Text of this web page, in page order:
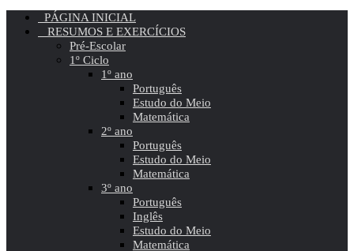
PÁGINA INICIAL
RESUMOS E EXERCÍCIOS
Pré-Escolar
1º Ciclo
1º ano
Português
Estudo do Meio
Matemática
2º ano
Português
Estudo do Meio
Matemática
3º ano
Português
Inglês
Estudo do Meio
Matemática